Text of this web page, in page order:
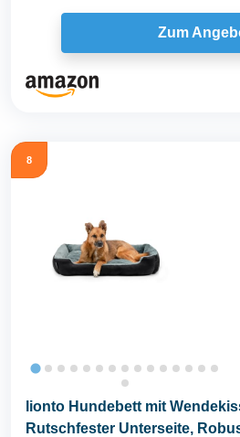
Zum
8
lionto Hundebett mit
Rutschfester Unterseite,